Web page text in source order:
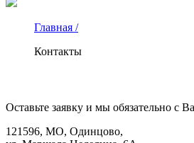
Главная /
Контакты
Оставьте заявку и мы обязательно с
121596, МО, Одинцово,